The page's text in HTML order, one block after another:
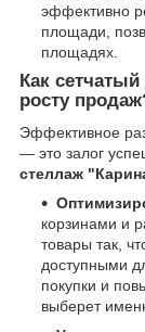
эффективно
площади,
площадях.
Как
росту
Эффективное
— это залог
стеллаж
корзинами и
товары так,
доступными
покупки и
выберет